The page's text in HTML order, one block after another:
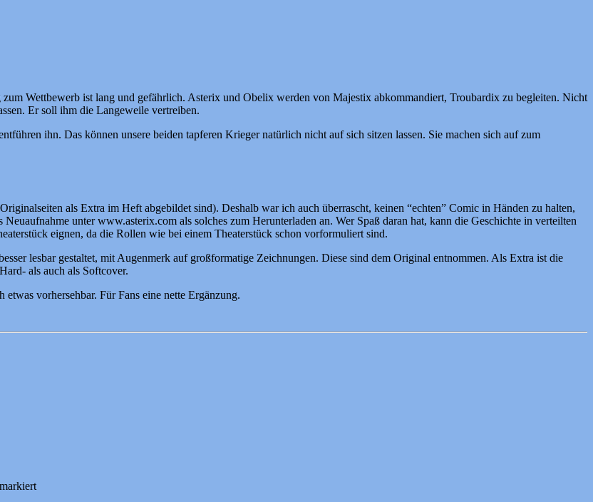
Wettbewerb ist lang und gefährlich. Asterix und Obelix werden von Majestix abkommandiert, Troubardix zu begleiten. Nicht
Er soll ihm die Langeweile vertreiben.
ihn. Das können unsere beiden tapferen Krieger natürlich nicht auf sich sitzen lassen. Sie machen sich auf zum
als Extra im Heft abgebildet sind). Deshalb war ich auch überrascht, keinen “echten” Comic in Händen zu halten,
unter www.asterix.com als solches zum Herunterladen an. Wer Spaß daran hat, kann die Geschichte in verteilten
eignen, da die Rollen wie bei einem Theaterstück schon vorformuliert sind.
lesbar gestaltet, mit Augenmerk auf großformatige Zeichnungen. Diese sind dem Original entnommen. Als Extra ist die
als auch als Softcover.
vorhersehbar. Für Fans eine nette Ergänzung.
markiert